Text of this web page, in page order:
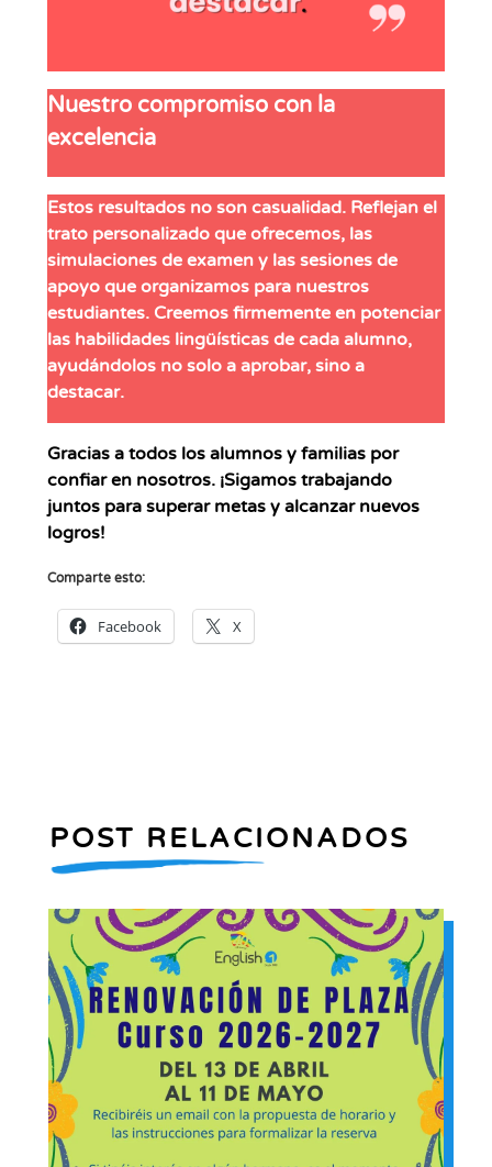
Nuestro compromiso con la
excelencia
Estos resultados no son casualidad. Reflejan el
trato personalizado que ofrecemos, las
simulaciones de examen y las sesiones de
apoyo que organizamos para nuestros
estudiantes. Creemos firmemente en potenciar
las habilidades lingüísticas de cada alumno,
ayudándolos no solo a aprobar, sino a
destacar.
Gracias a todos los alumnos y familias por
confiar en nosotros. ¡Sigamos trabajando
juntos para superar metas y alcanzar nuevos
logros!
Comparte esto:
Facebook X
POST RELACIONADOS